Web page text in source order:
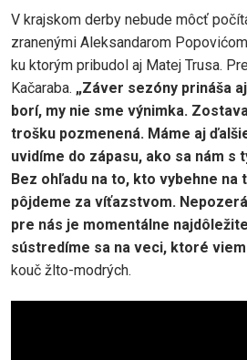
V krajskom derby nebude môcť
zranenými Aleksandarom
ku ktorým pribudol aj Matej Trusa.
Kačaraba. „Záver sezóny prináša
borí, my nie sme výnimka.
trošku pozmenená. Máme aj
uvidíme do zápasu, ako sa nám s
Bez ohľadu na to, kto vybehne na
pôjdeme za víťazstvom.
pre nás je momentálne
sústredíme sa na veci, ktoré
kouč žlto-modrých.